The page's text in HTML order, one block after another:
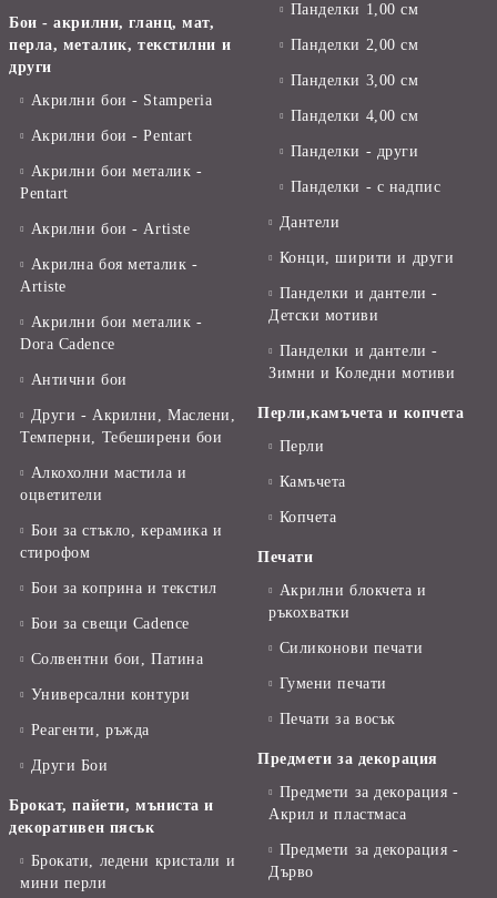
Бои - акрилни, гланц, мат,
перла, металик, текстилни и
други
Акрилни бои - Stamperia
Акрилни бои - Pentart
Акрилни бои металик -
Pentart
Акрилни бои - Artiste
Акрилна боя металик -
Artiste
Акрилни бои металик -
Dora Cadence
Антични бои
Други - Акрилни, Маслени,
Темперни, Тебеширени бои
Алкохолни мастила и
оцветители
Бои за стъкло, керамика и
стирофом
Бои за коприна и текстил
Бои за свещи Cadence
Солвентни бои, Патина
Универсални контури
Реагенти, ръжда
Други Бои
Брокат, пайети, мъниста и
декоративен пясък
Брокати, ледени кристали и
мини перли
Панделки 1,00 см
Панделки 2,00 см
Панделки 3,00 см
Панделки 4,00 см
Панделки - други
Панделки - с надпис
Дантели
Конци, ширити и други
Панделки и дантели -
Детски мотиви
Панделки и дантели -
Зимни и Коледни мотиви
Перли,камъчета и копчета
Перли
Камъчета
Копчета
Печати
Акрилни блокчета и
ръкохватки
Силиконови печати
Гумени печати
Печати за восък
Предмети за декорация
Предмети за декорация -
Акрил и пластмаса
Предмети за декорация -
Дърво